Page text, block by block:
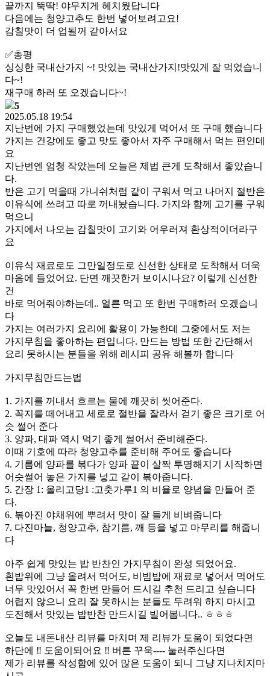
끝까지 뚝딱! 야무지게 헤치웠답니다
다음에는 청양고추도 한번 넣어보려고요!
감칠맛이 더 업될꺼 같아서요
✅️총평
싱싱한 국내산가지 ~! 맛있는 국내산가지!맛있게 잘 먹었습니
다~!
재구매 하러 또 오겠습니다~!
5
2025.05.18 19:54
지난번에 가지 구매했었는데 맛있게 먹어서 또 구매 했습니다
가지는 건강에도 좋고 맛도 좋아서 자주 구매해서 먹는 편인데
요
지난번엔 엄청 작았는데 오늘은 제법 큰게 도착해서 좋았습니
다.
반은 고기 먹을때 가니쉬처럼 같이 구워서 먹고 나머지 절반은
이유식에 쓰려고 따로 꺼내놨습니다. 가지와 함께 고기를 구워
먹으니
가지에서 나오는 감칠맛이 고기와 어우러져 환상적이더라구
요
이유식 재료로도 그만일정도로 신선한 상태로 도착해서 더욱
마음에 들었어요. 단면 깨끗한거 보이시나요? 이렇게 신선한
건
바로 먹어줘야하는데.. 얼른 먹고 또 한번 구매하러 오겠습니
다
가지는 여러가지 요리에 활용이 가능한데 그중에서도 저는
가지무침을 좋아하는 편입니다. 만드는 방법 또한 간단해서
요리 못하시는 분들을 위해 레시피 공유 해볼까 합니다
가지무침만드는법
1. 가지를 꺼내서 흐르는 물에 깨끗히 씻어준다.
2. 꼭지를 떼어내고 세로로 절반을 잘라서 걷기 좋은 크기로 어
슷 썰어 준다
3. 양파, 대파 역시 먹기 좋게 썰어서 준비해준다.
이때 기호에 따라 청양고추를 준비해 주어도 좋습니다
4. 기름에 양파를 볶다가 양파 끝이 살짝 투명해지기 시작하면
어슷썰어 놓은 가지를 넣고 같이 볶아줍니다.
5. 간장 1: 올리고당1 :고춧가루1 의 비율로 양념을 만들어 준
다.
6. 볶아진 야채위에 뿌려서 맛이 잘 들게 비벼줍니다
7. 다진마늘, 청양고추, 참기름, 깨 등을 넣고 마무리를 해줍니
다
아주 쉽게 맛있는 밥 반찬인 가지무침이 완성 되었어요.
흰밥위에 그냥 올려서 먹어도, 비빔밥에 재료로 넣어서 먹어도
너무 맛있어서 꼭 한번 만들어 드시길 추천 드리고 싶습니다
어렵지 않으니 요리 잘 못하시는 분들도 두려워 하지 마시고
도전해서 맛있는 밥반찬 만드시길 빌어봅니다.. ㅎㅎㅎ
오늘도 내돈내산 리뷰를 마치며 제 리뷰가 도움이 되었다면
하단에 ‼️ 도움이되어요 ‼️ 버튼 꾸욱---- 눌러주신다면
제가 리뷰를 작성함에 있어 많은 도움이 되니 그냥 지나치지마